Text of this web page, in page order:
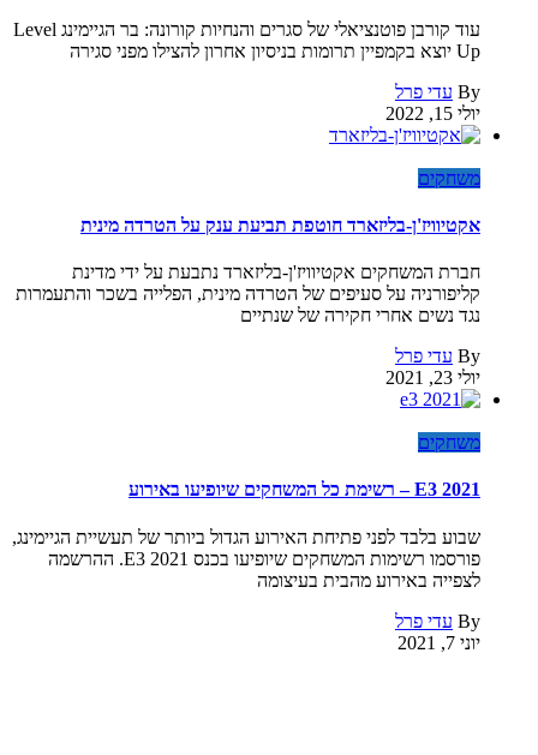
עוד קורבן פוטנציאלי של סגרים והנחיות קורונה: בר הגיימינג Level
Up יוצא בקמפיין תרומות בניסיון אחרון להצילו מפני סגירה
By עדי פרל
יולי 15, 2022
משחקים
אקטיוויז'ן-בליזארד חוטפת תביעת ענק על הטרדה מינית
חברת המשחקים אקטיוויז'ן-בליזארד נתבעת על ידי מדינת
קליפורניה על סעיפים של הטרדה מינית, הפלייה בשכר והתעמרות
נגד נשים אחרי חקירה של שנתיים
By עדי פרל
יולי 23, 2021
משחקים
E3 2021 – רשימת כל המשחקים שיופיעו באירוע
שבוע בלבד לפני פתיחת האירוע הגדול ביותר של תעשיית הגיימינג,
פורסמו רשימות המשחקים שיופיעו בכנס E3 2021. ההרשמה
לצפייה באירוע מהבית בעיצומה
By עדי פרל
יוני 7, 2021